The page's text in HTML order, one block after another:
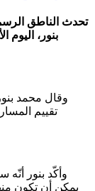
تحدث الناطق
وقال محمد
تقييم
وأكّد بنور
يمكن أن تكون